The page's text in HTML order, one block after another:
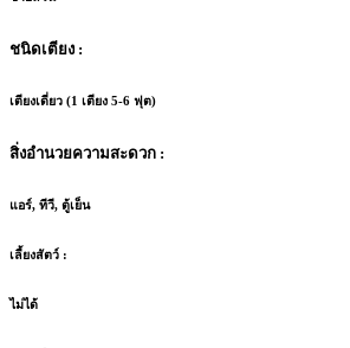
ชนิดเตียง :
เตียงเดี่ยว (1 เตียง 5-6 ฟุต)
สิ่งอำนวยความสะดวก :
แอร์, ทีวี, ตู้เย็น
เลี้ยงสัตว์ :
ไม่ได้